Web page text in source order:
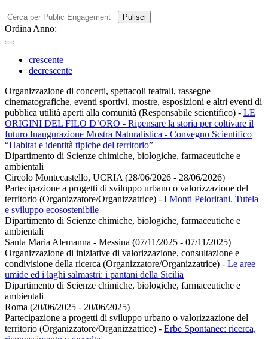
Pulisci
Ordina Anno:
crescente
decrescente
Organizzazione di concerti, spettacoli teatrali, rassegne
cinematografiche, eventi sportivi, mostre, esposizioni e altri eventi di
pubblica utilità aperti alla comunità (Responsabile scientifico) - LE
ORIGINI DEL FILO D’ORO - Ripensare la storia per coltivare il
futuro Inaugurazione Mostra Naturalistica - Convegno Scientifico
“Habitat e identità tipiche del territorio”
Dipartimento di Scienze chimiche, biologiche, farmaceutiche e
ambientali
Circolo Montecastello, UCRIA (28/06/2026 - 28/06/2026)
Partecipazione a progetti di sviluppo urbano o valorizzazione del
territorio (Organizzatore/Organizzatrice) - I Monti Peloritani. Tutela
e sviluppo ecosostenibile
Dipartimento di Scienze chimiche, biologiche, farmaceutiche e
ambientali
Santa Maria Alemanna - Messina (07/11/2025 - 07/11/2025)
Organizzazione di iniziative di valorizzazione, consultazione e
condivisione della ricerca (Organizzatore/Organizzatrice) - Le aree
umide ed i laghi salmastri: i pantani della Sicilia
Dipartimento di Scienze chimiche, biologiche, farmaceutiche e
ambientali
Roma (20/06/2025 - 20/06/2025)
Partecipazione a progetti di sviluppo urbano o valorizzazione del
territorio (Organizzatore/Organizzatrice) - Erbe Spontanee: ricerca,